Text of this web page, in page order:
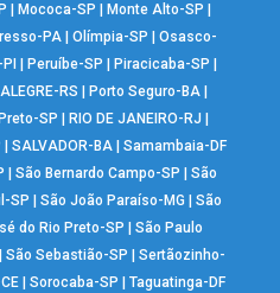
Mococa-SP Monte Alto-SP
PA |Olímpia-SP |Osasco-
Peruíbe-SP Piracicaba-SP
RS Porto Seguro-BA
SP RIO DE JANEIRO-RJ
SALVADOR-BA| Samambaia-DF
|São Bernardo Campo-SP |São
SP |São João Paraíso-MG |São
do Rio Preto-SP |São Paulo
|São Sebastião-SP |Sertãozinho-
|Sorocaba-SP |Taguatinga-DF